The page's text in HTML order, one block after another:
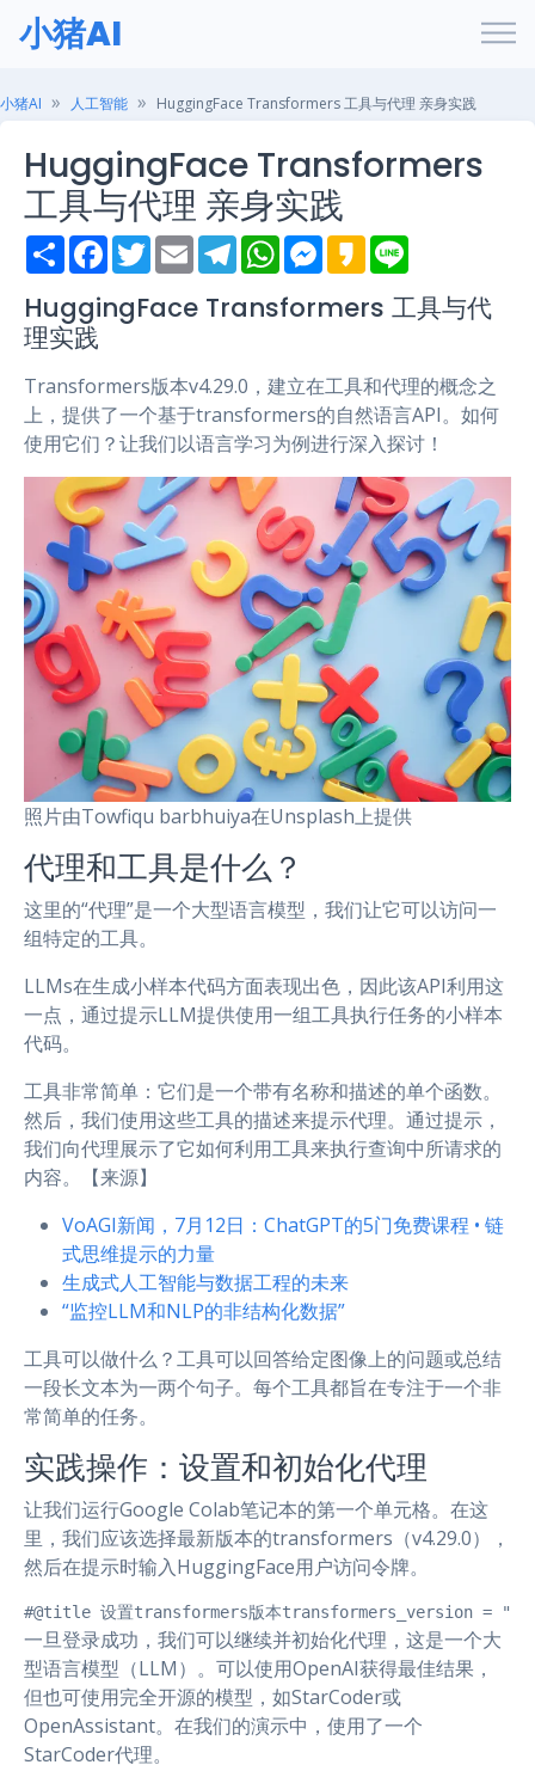
小猪AI
小猪AI 人工智能 HuggingFace Transformers 工具与代理 亲身实践
HuggingFace Transformers
工具与代理 亲身实践
S
h
r
e
F
a
e
b
k
T
w
t
t
E
m
i
l
T
e
e
g
m
W
h
t
s
p
M
e
s
e
e
r
K
a
a
o
e
HuggingFace Transformers 工具与代
理实践
Transformers版本v4.29.0，建立在工具和代理的概念之
上，提供了一个基于transformers的自然语言API。如何
使用它们？让我们以语言学习为例进行深入探讨！
照片由Towfiqu barbhuiya在Unsplash上提供
代理和工具是什么？
这里的“代理”是一个大型语言模型，我们让它可以访问一
组特定的工具。
LLMs在生成小样本代码方面表现出色，因此该API利用这
一点，通过提示LLM提供使用一组工具执行任务的小样本
代码。
工具非常简单：它们是一个带有名称和描述的单个函数。
然后，我们使用这些工具的描述来提示代理。通过提示，
我们向代理展示了它如何利用工具来执行查询中所请求的
内容。【来源】
VoAGI新闻，7月12日：ChatGPT的5门免费课程 • 链
式思维提示的力量
生成式人工智能与数据工程的未来
“监控LLM和NLP的非结构化数据”
工具可以做什么？工具可以回答给定图像上的问题或总结
一段长文本为一两个句子。每个工具都旨在专注于一个非
常简单的任务。
实践操作：设置和初始化代理
让我们运行Google Colab笔记本的第一个单元格。在这
里，我们应该选择最新版本的transformers（v4.29.0），
然后在提示时输入HuggingFace用户访问令牌。
#@title 设置transformers版本transformers_version =
一旦登录成功，我们可以继续并初始化代理，这是一个大
型语言模型（LLM）。可以使用OpenAI获得最佳结果，
但也可使用完全开源的模型，如StarCoder或
OpenAssistant。在我们的演示中，使用了一个
StarCoder代理。